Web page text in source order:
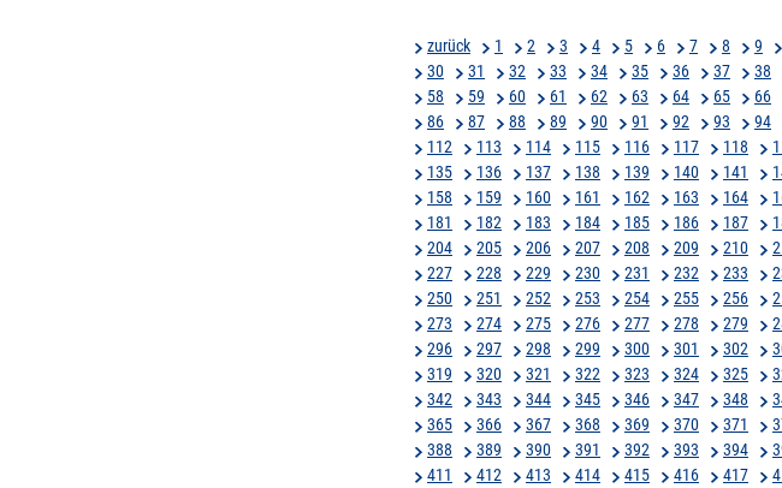
zurück 1 2 3 4 5 6 7 8 9
30
31 32 33 34 35 36 37 38
58
59 60 61 62 63 64 65 66
86
87 88 89 90 91 92 93 94
112
113 114 115 116 117 118
135
136 137 138 139 140 141
158
159 160 161 162 163 164
181
182 183 184 185 186 187
204
205 206 207 208 209 210
227
228 229 230 231 232 233
250
251 252 253 254 255 256
273
274 275 276 277 278 279
296
297 298 299 300 301 302
319
320 321 322 323 324 325
342
343 344 345 346 347 348
365
366 367 368 369 370 371
388
389 390 391 392 393 394
411
412 413 414 415 416 417